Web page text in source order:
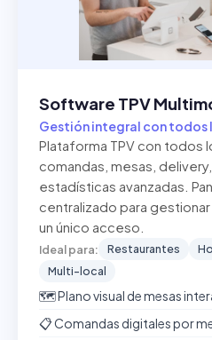
Software TPV
Gestión integral con
Plataforma TPV con todos
comandas, mesas,
estadísticas avanzadas.
centralizado para
un único acceso.
Ideal para: Restaurantes
Multi-local
🗺️ Plano visual de mesas
📋 Comandas digitales por